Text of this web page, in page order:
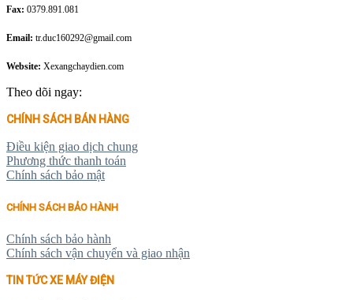
Fax: 0379.891.081
Email: tr.duc160292@gmail.com
Website: Xexangchaydien.com
Theo dõi ngay:
CHÍNH SÁCH BÁN HÀNG
Điều kiện giao dịch chung
Phương thức thanh toán
Chính sách bảo mật
CHÍNH SÁCH BẢO HÀNH
Chính sách bảo hành
Chính sách vận chuyển và giao nhận
TIN TỨC XE MÁY ĐIỆN